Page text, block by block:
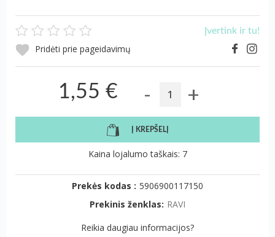
Įvertink ir tu!
Pridėti prie pageidavimų
1,55 € - +
Į KREPŠELĮ
Kaina lojalumo taškais: 7
Prekės kodas : 5906900117150
Prekinis ženklas: RAVI
Reikia daugiau informacijos?